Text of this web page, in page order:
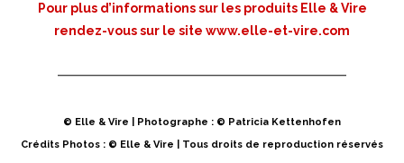
Pour plus d’informations sur les produits Elle & Vire
rendez-vous sur le site www.elle-et-vire.com
© Elle & Vire | Photographe : © Patricia Kettenhofen
Crédits Photos : © Elle & Vire | Tous droits de reproduction réservés